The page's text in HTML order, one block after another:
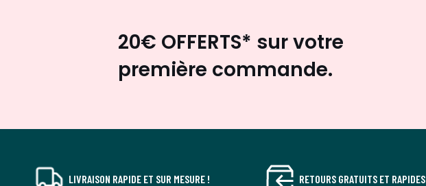
20€ OFFERTS* sur votre
première commande.
LIVRAISON RAPIDE ET SUR MESURE ! RETOURS GRATUITS ET RAPIDES